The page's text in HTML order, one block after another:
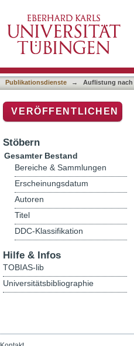
Publikationsdienste → Auflistung
VERÖFFENTLICHEN
Stöbern
Gesamter Bestand
Bereiche & Sammlungen
Erscheinungsdatum
Autoren
Titel
DDC-Klassifikation
Hilfe & Infos
TOBIAS-lib
Universitätsbibliographie